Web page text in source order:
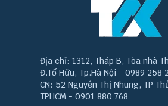
Địa chỉ: 1312, Tháp B, Tòa nhà
Đ.Tố Hữu, Tp.Hà Nội - 0989 258
CN: 52 Nguyễn Thị Nhung, TP
TPHCM - 0901 880 768